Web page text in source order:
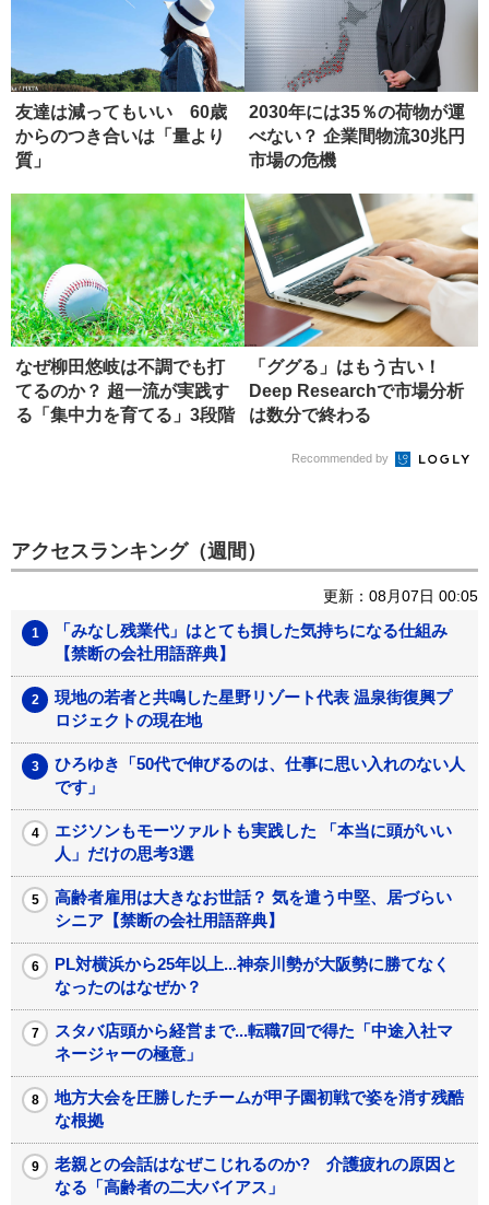
友達は減ってもいい 60歳
からのつき合いは「量より
質」
2030年には35％の荷物が運
べない？ 企業間物流30兆円
市場の危機
なぜ柳田悠岐は不調でも打
てるのか？ 超一流が実践す
る「集中力を育てる」3段階
「ググる」はもう古い！
Deep Researchで市場分析
は数分で終わる
Recommended by
アクセスランキング（週間）
更新：08月07日 00:05
「みなし残業代」はとても損した気持ちになる仕組み
【禁断の会社用語辞典】
現地の若者と共鳴した星野リゾート代表 温泉街復興プ
ロジェクトの現在地
ひろゆき「50代で伸びるのは、仕事に思い入れのない人
です」
エジソンもモーツァルトも実践した 「本当に頭がいい
人」だけの思考3選
高齢者雇用は大きなお世話？ 気を遣う中堅、居づらい
シニア【禁断の会社用語辞典】
PL対横浜から25年以上...神奈川勢が大阪勢に勝てなく
なったのはなぜか？
スタバ店頭から経営まで...転職7回で得た「中途入社マ
ネージャーの極意」
地方大会を圧勝したチームが甲子園初戦で姿を消す残酷
な根拠
老親との会話はなぜこじれるのか? 介護疲れの原因と
なる「高齢者の二大バイアス」